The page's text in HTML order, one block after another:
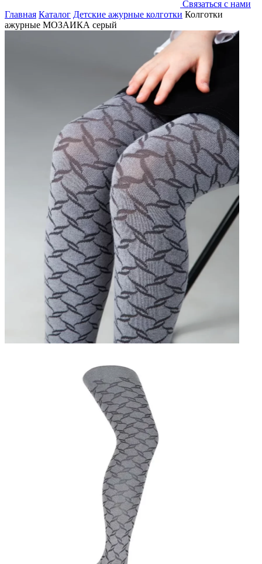
Связаться с нами
Главная Каталог Детские ажурные колготки Колготки
ажурные МОЗАИКА серый